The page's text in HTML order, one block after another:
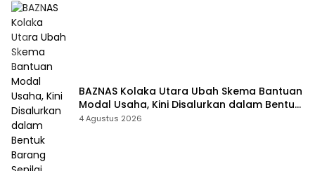
BAZNAS Kolaka Utara Ubah Skema Bantuan
Modal Usaha, Kini Disalurkan dalam Bentuk
Barang Senilai Rp419,5 Juta
4 Agustus 2026